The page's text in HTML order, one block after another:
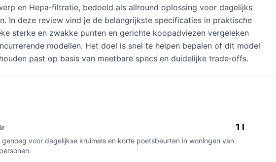
en Hepa‑filtratie, bedoeld als allround oplossing voor dagelijks
In deze review vind je de belangrijkste specificaties in praktische
sterke en zwakke punten en gerichte koopadviezen vergeleken
modellen. Het doel is snel te helpen bepalen of dit model
past op basis van meetbare specs en duidelijke trade‑offs.
1 l
genoeg voor dagelijkse kruimels en korte poetsbeurten in woningen van